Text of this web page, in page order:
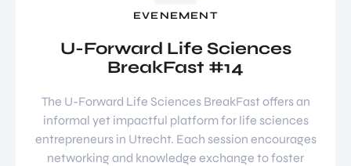
EVENEMENT
U-Forward Life Sciences
BreakFast #14
The U-Forward Life Sciences BreakFast offers an
informal yet impactful platform for life sciences
entrepreneurs in Utrecht. Each session encourages
networking and knowledge exchange to foster